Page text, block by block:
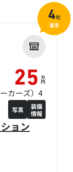
ョン
25 万
円
カーズ）4
写真
装備
情報
4社
査定